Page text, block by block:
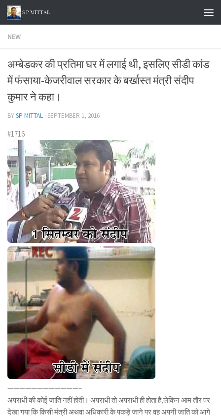
Skip to content
NEW
अम्बेडकर की प्रतिमा घर में लगाई थी, इसलिए सीडी कांड
में फंसाया-केजरीवाल सरकार के बर्खास्त मंत्री संदीप
कुमार ने कहा।
BYSP MITTAL · SEPTEMBER 1, 2016
#1716
————————————–
अपराधी की कोई जाति नहीं होती। अपराधी तो अपराधी ही होता है,लेकिन आम तौर पर
देखा गया कि किसी मंत्री अथवा अधिकारी के पकड़े जाने पर वह अपनी जाति को आगे